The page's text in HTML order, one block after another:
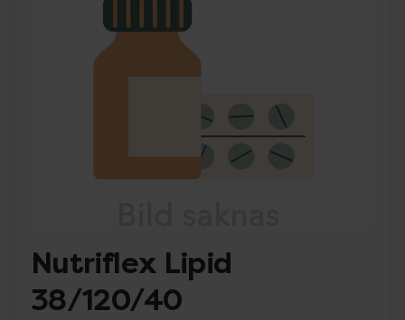
Lista: . Innehåller 1 objekt.
Nutriflex Lipid
38/120/40